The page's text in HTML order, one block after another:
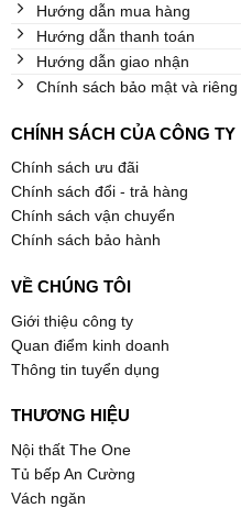
Hướng dẫn mua hàng
Hướng dẫn thanh toán
Hướng dẫn giao nhận
Chính sách bảo mật và
CHÍNH SÁCH CỦA CÔNG TY
Chính sách ưu đãi
Chính sách đổi - trả hàng
Chính sách vận chuyển
Chính sách bảo hành
VỀ CHÚNG TÔI
Giới thiệu công ty
Quan điểm kinh doanh
Thông tin tuyển dụng
THƯƠNG HIỆU
Nội thất The One
Tủ bếp An Cường
Vách ngăn